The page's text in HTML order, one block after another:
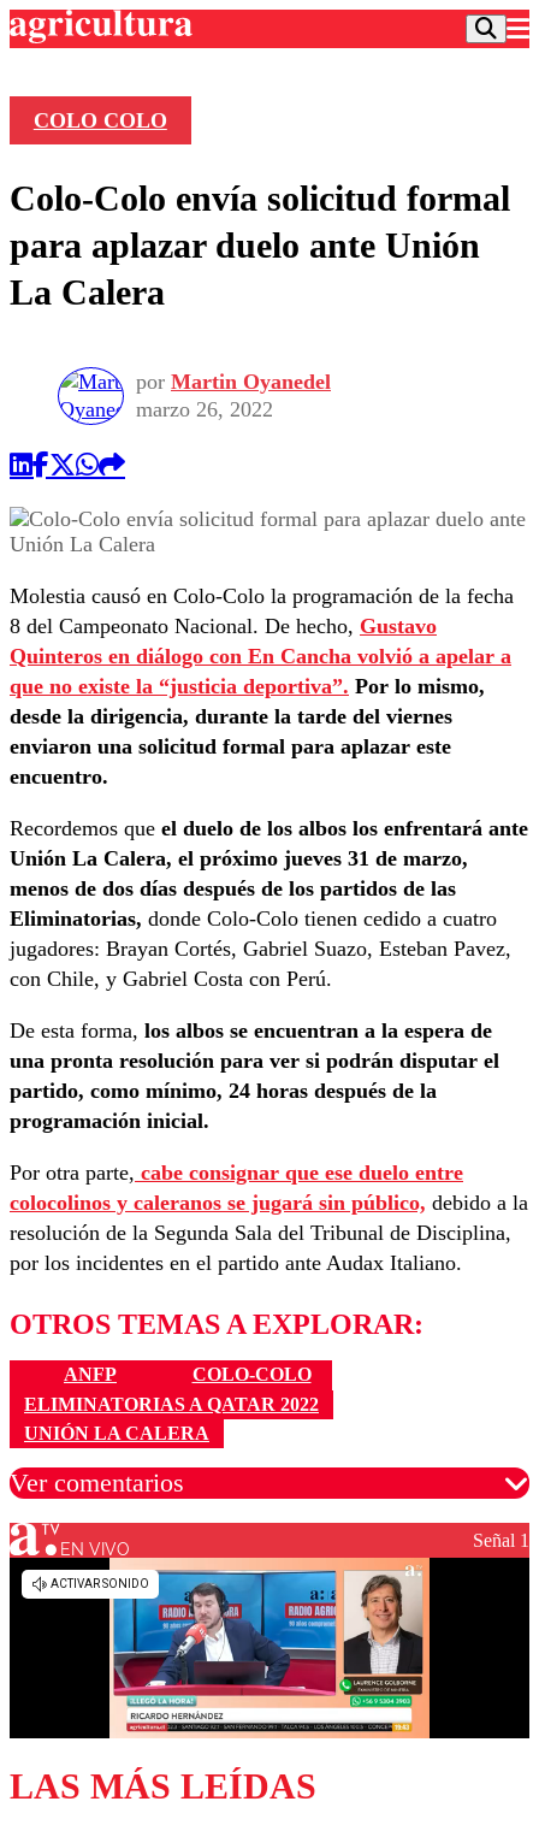
Frecuencias
Agricultura TV
Deportes
Colo Colo
Otros Deportes
Seleccion Chilena
Torneo Internacional
Universidad de Chile
Entretención
Dato Practico
Economía
Internacional
Sustentabilidad
Publicaciones en medios
Opinión
COLO COLO
Colo-Colo envía solicitud formal
para aplazar duelo ante Unión
La Calera
por Martin Oyanedel
marzo 26, 2022
Molestia causó en Colo-Colo la programación de la fecha
8 del Campeonato Nacional. De hecho, Gustavo
Quinteros en diálogo con En Cancha volvió a apelar a
que no existe la “justicia deportiva”. Por lo mismo,
desde la dirigencia, durante la tarde del viernes
enviaron una solicitud formal para aplazar este
encuentro.
Recordemos que el duelo de los albos los enfrentará ante
Unión La Calera, el próximo jueves 31 de marzo,
menos de dos días después de los partidos de las
Eliminatorias, donde Colo-Colo tienen cedido a cuatro
jugadores: Brayan Cortés, Gabriel Suazo, Esteban Pavez,
con Chile, y Gabriel Costa con Perú.
De esta forma, los albos se encuentran a la espera de
una pronta resolución para ver si podrán disputar el
partido, como mínimo, 24 horas después de la
programación inicial.
Por otra parte, cabe consignar que ese duelo entre
colocolinos y caleranos se jugará sin público, debido a la
resolución de la Segunda Sala del Tribunal de Disciplina,
por los incidentes en el partido ante Audax Italiano.
OTROS TEMAS A EXPLORAR:
ANFP
COLO-COLO
ELIMINATORIAS A QATAR 2022
UNIÓN LA CALERA
Ver comentarios
Los comentarios son moderados para garantizar un
diálogo respetuoso.
EN VIVO Señal 1
LAS MÁS LEÍDAS